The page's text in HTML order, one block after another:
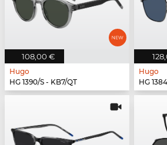
108,00 €
Hugo
HG 1390/S - KB7/QT
Hugo
HG